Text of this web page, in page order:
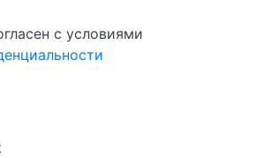
с условиями